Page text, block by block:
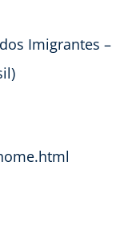
Imigrantes –